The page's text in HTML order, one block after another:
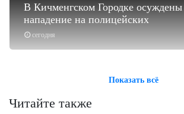
сегодня
В Кичменгском Городке осуждены
нападение на полицейских
Показать всё
Читайте также